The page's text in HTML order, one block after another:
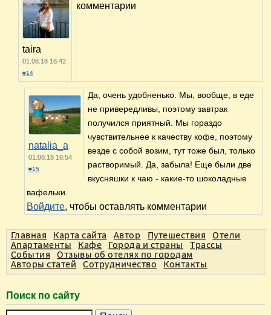
taira
01.08.18 16:42
#14
комментарии
natalia_a
01.08.18 16:54
#15
Да, очень удобненько. Мы, вообще, в еде
не привередливы, поэтому завтрак
получился приятный. Мы гораздо
чувствительнее к качеству кофе, поэтому
везде с собой возим, тут тоже был, только
растворимый. Да, забыла! Еще были две
вкусняшки к чаю - какие-то шоколадные
вафельки.
Войдите, чтобы оставлять комментарии
Главная Карта сайта Автор Путешествия
Отели
Апартаменты
Кафе Города и страны
Трассы
События
Отзывы об отелях по городам
Авторы статей
Сотрудничество Контакты
Поиск по сайту